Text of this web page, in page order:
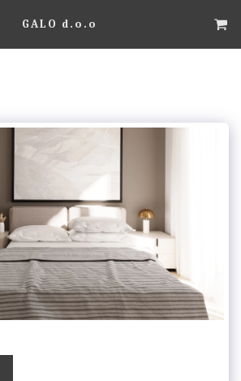
GALO d.o.o